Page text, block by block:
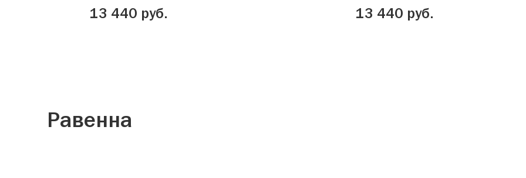
13 440 руб. 13 440 руб.
Равенна